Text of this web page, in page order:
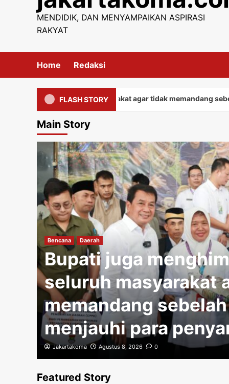
MENDIDIK, DAN MENYAMPAIKAN ASPIRASI
RAKYAT
Home Redaksi
FLASH STORY
seluruh masyarakat agar tidak memandang sebelah mata
Main Story
Bencana Daerah
Bupati juga
seluruh masyarakat
memandang
menjauhi para
Jakartakoma Agustus 8, 2026 0
Featured Story